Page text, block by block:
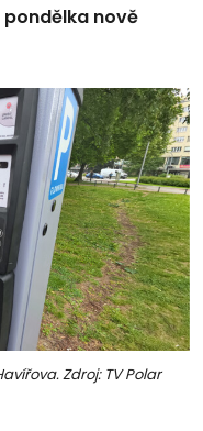
nově
Zdroj: TV Polar